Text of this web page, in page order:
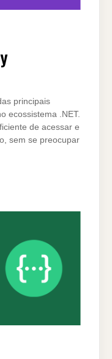
principais
ecossistema .NET.
de acessar e
sem se preocupar